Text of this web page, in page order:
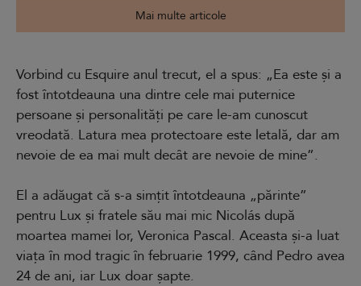
Mai multe articole
Vorbind cu Esquire anul trecut, el a spus: „Ea este și a
fost întotdeauna una dintre cele mai puternice
persoane și personalități pe care le-am cunoscut
vreodată. Latura mea protectoare este letală, dar am
nevoie de ea mai mult decât are nevoie de mine”.
El a adăugat că s-a simțit întotdeauna „părinte”
pentru Lux și fratele său mai mic Nicolás după
moartea mamei lor, Veronica Pascal. Aceasta și-a luat
viața în mod tragic în februarie 1999, când Pedro avea
24 de ani, iar Lux doar șapte.